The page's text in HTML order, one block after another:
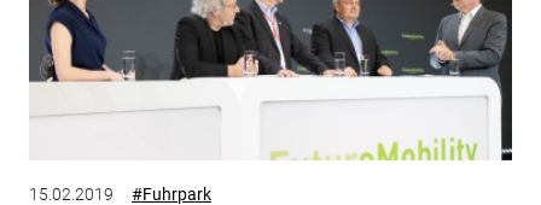
15.02.2019 #Fuhrpark